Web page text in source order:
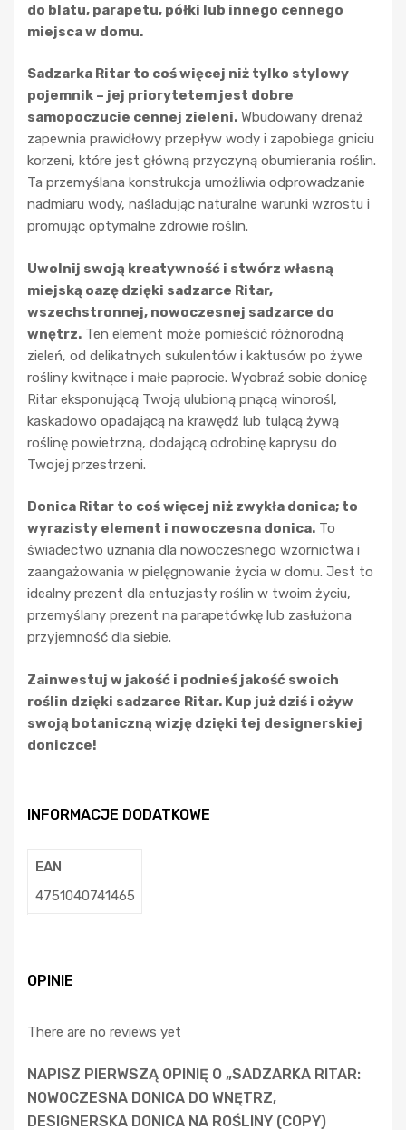
do blatu, parapetu, półki lub innego cennego
miejsca w domu.
Sadzarka Ritar to coś więcej niż tylko stylowy
pojemnik – jej priorytetem jest dobre
samopoczucie cennej zieleni. Wbudowany drenaż
zapewnia prawidłowy przepływ wody i zapobiega gniciu
korzeni, które jest główną przyczyną obumierania roślin.
Ta przemyślana konstrukcja umożliwia odprowadzanie
nadmiaru wody, naśladując naturalne warunki wzrostu i
promując optymalne zdrowie roślin.
Uwolnij swoją kreatywność i stwórz własną
miejską oazę dzięki sadzarce Ritar,
wszechstronnej, nowoczesnej sadzarce do
wnętrz. Ten element może pomieścić różnorodną
zieleń, od delikatnych sukulentów i kaktusów po żywe
rośliny kwitnące i małe paprocie. Wyobraź sobie donicę
Ritar eksponującą Twoją ulubioną pnącą winorośl,
kaskadowo opadającą na krawędź lub tulącą żywą
roślinę powietrzną, dodającą odrobinę kaprysu do
Twojej przestrzeni.
Donica Ritar to coś więcej niż zwykła donica; to
wyrazisty element i nowoczesna donica. To
świadectwo uznania dla nowoczesnego wzornictwa i
zaangażowania w pielęgnowanie życia w domu. Jest to
idealny prezent dla entuzjasty roślin w twoim życiu,
przemyślany prezent na parapetówkę lub zasłużona
przyjemność dla siebie.
Zainwestuj w jakość i podnieś jakość swoich
roślin dzięki sadzarce Ritar. Kup już dziś i ożyw
swoją botaniczną wizję dzięki tej designerskiej
doniczce!
INFORMACJE DODATKOWE
EAN
4751040741465
OPINIE
There are no reviews yet
NAPISZ PIERWSZĄ OPINIĘ O „SADZARKA RITAR:
NOWOCZESNA DONICA DO WNĘTRZ,
DESIGNERSKA DONICA NA ROŚLINY (COPY)